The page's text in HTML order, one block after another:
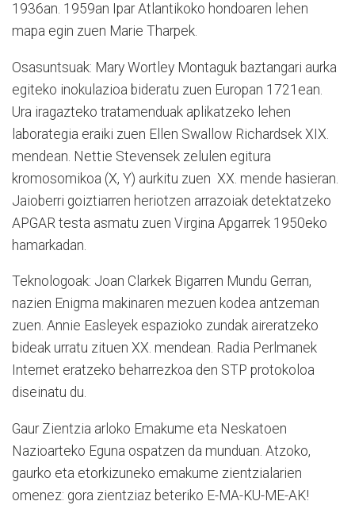
1936an. 1959an Ipar Atlantikoko hondoaren lehen
mapa egin zuen Marie Tharpek.
Osasuntsuak: Mary Wortley Montaguk baztangari aurka
egiteko inokulazioa bideratu zuen Europan 1721ean.
Ura iragazteko tratamenduak aplikatzeko lehen
laborategia eraiki zuen Ellen Swallow Richardsek XIX.
mendean. Nettie Stevensek zelulen egitura
kromosomikoa (X, Y) aurkitu zuen XX. mende hasieran.
Jaioberri goiztiarren heriotzen arrazoiak detektatzeko
APGAR testa asmatu zuen Virgina Apgarrek 1950eko
hamarkadan.
Teknologoak: Joan Clarkek Bigarren Mundu Gerran,
nazien Enigma makinaren mezuen kodea antzeman
zuen. Annie Easleyek espazioko zundak aireratzeko
bideak urratu zituen XX. mendean. Radia Perlmanek
Internet eratzeko beharrezkoa den STP protokoloa
diseinatu du.
Gaur Zientzia arloko Emakume eta Neskatoen
Nazioarteko Eguna ospatzen da munduan. Atzoko,
gaurko eta etorkizuneko emakume zientzialarien
omenez: gora zientziaz beteriko E-MA-KU-ME-AK!